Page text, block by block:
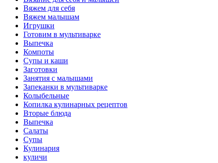
Вяжем для себя
Вяжем малышам
Игрушки
Готовим в мультиварке
Выпечка
Компоты
Супы и каши
Заготовки
Занятия с малышами
Запеканки в мультиварке
Колыбельные
Копилка кулинарных рецептов
Вторые блюда
Выпечка
Салаты
Супы
Кулинария
куличи